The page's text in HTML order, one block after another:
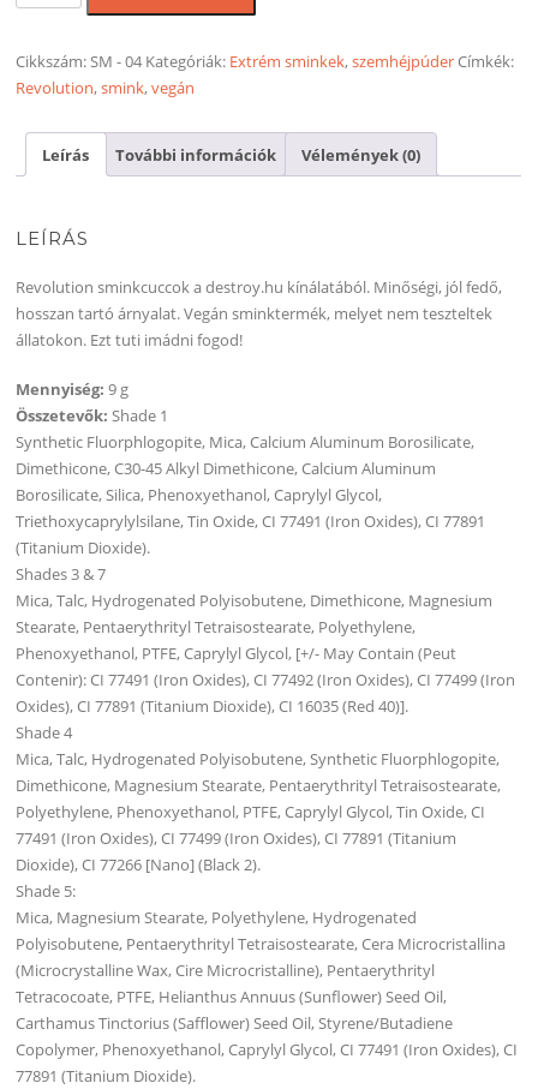
Dream
paletta
mennyiség
Cikkszám:SM - 04 Kategóriák: Extrém sminkek,szemhéjpúderCímkék:
Revolution,smink,vegán
Leírás További információk Vélemények (0)
LEÍRÁS
Revolution sminkcuccok a destroy.hu kínálatából. Minőségi, jól fedő,
hosszan tartó árnyalat. Vegán sminktermék, melyet nem teszteltek
állatokon. Ezt tuti imádni fogod!
Mennyiség: 9 g
Összetevők: Shade 1
Synthetic Fluorphlogopite, Mica, Calcium Aluminum Borosilicate,
Dimethicone, C30-45 Alkyl Dimethicone, Calcium Aluminum
Borosilicate, Silica, Phenoxyethanol, Caprylyl Glycol,
Triethoxycaprylylsilane, Tin Oxide, CI 77491 (Iron Oxides), CI 77891
(Titanium Dioxide).
Shades 3 & 7
Mica, Talc, Hydrogenated Polyisobutene, Dimethicone, Magnesium
Stearate, Pentaerythrityl Tetraisostearate, Polyethylene,
Phenoxyethanol, PTFE, Caprylyl Glycol, [+/- May Contain (Peut
Contenir): CI 77491 (Iron Oxides), CI 77492 (Iron Oxides), CI 77499 (Iron
Oxides), CI 77891 (Titanium Dioxide), CI 16035 (Red 40)].
Shade 4
Mica, Talc, Hydrogenated Polyisobutene, Synthetic Fluorphlogopite,
Dimethicone, Magnesium Stearate, Pentaerythrityl Tetraisostearate,
Polyethylene, Phenoxyethanol, PTFE, Caprylyl Glycol, Tin Oxide, CI
77491 (Iron Oxides), CI 77499 (Iron Oxides), CI 77891 (Titanium
Dioxide), CI 77266 [Nano] (Black 2).
Shade 5:
Mica, Magnesium Stearate, Polyethylene, Hydrogenated
Polyisobutene, Pentaerythrityl Tetraisostearate, Cera Microcristallina
(Microcrystalline Wax, Cire Microcristalline), Pentaerythrityl
Tetracocoate, PTFE, Helianthus Annuus (Sunflower) Seed Oil,
Carthamus Tinctorius (Safflower) Seed Oil, Styrene/Butadiene
Copolymer, Phenoxyethanol, Caprylyl Glycol, CI 77491 (Iron Oxides), CI
77891 (Titanium Dioxide).